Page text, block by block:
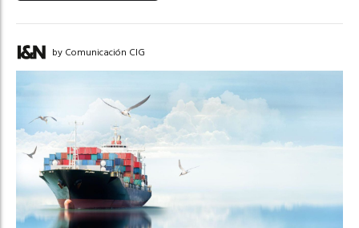
by Comunicación CIG